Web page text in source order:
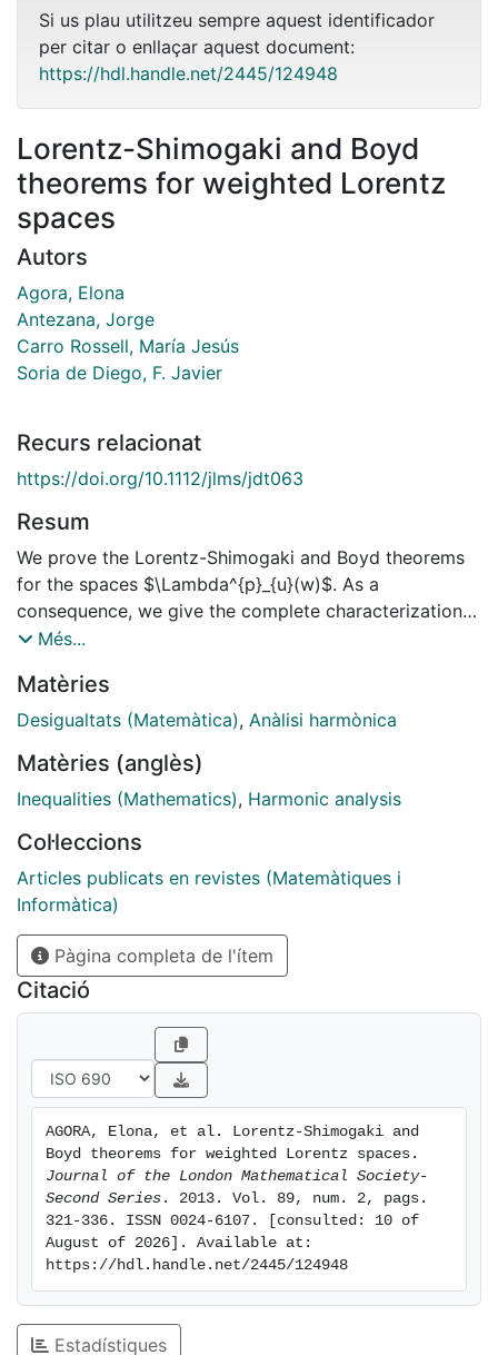
Si us plau utilitzeu sempre aquest identificador
per citar o enllaçar aquest document:
https://hdl.handle.net/2445/124948
Lorentz-Shimogaki and Boyd
theorems for weighted Lorentz
spaces
Autors
Agora, Elona
Antezana, Jorge
Carro Rossell, María Jesús
Soria de Diego, F. Javier
Recurs relacionat
https://doi.org/10.1112/jlms/jdt063
Resum
We prove the Lorentz-Shimogaki and Boyd theorems
for the spaces $\Lambda^{p}_{u}(w)$. As a
consequence, we give the complete characterization
of the strong boundedness of $H$ on these spaces in
$u$ and $w$, whenever $p > 1$. For these values of
$p$, we also give the complete solution of the weak-
on $\Lambda^{p}_{u}(w)$.
Més...
Matèries
Desigualtats (Matemàtica), Anàlisi harmònica
Matèries (anglès)
Inequalities (Mathematics), Harmonic analysis
Col·leccions
Articles publicats en revistes (Matemàtiques i
Informàtica)
Pàgina completa de l'ítem
Citació
AGORA, Elona, et al. Lorentz-Shimogaki and
Journal of the London Mathematical Society-
Second Series . 2013. Vol. 89, num. 2, pags.
321-336. ISSN 0024-6107. [consulted: 10 of
August of 2026]. Available at:
https://hdl.handle.net/2445/124948
Estadístiques